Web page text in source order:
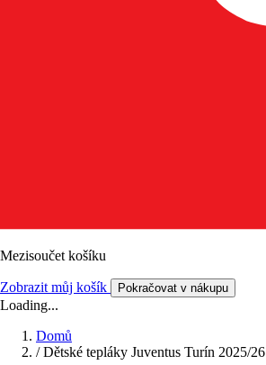
Mezisoučet košíku
Zobrazit můj košík Pokračovat v nákupu
Loading...
Domů
/ Dětské tepláky Juventus Turín 2025/26